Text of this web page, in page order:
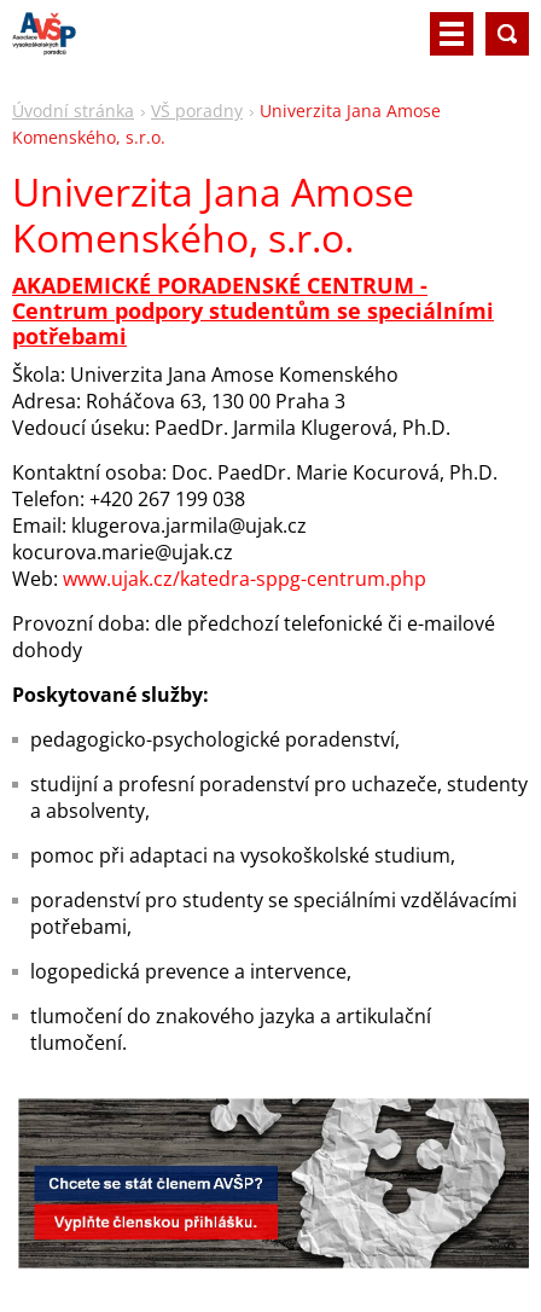
Úvodní stránka VŠ poradny
Univerzita Jana Amose
Komenského, s.r.o.
Univerzita Jana Amose
Komenského, s.r.o.
AKADEMICKÉ PORADENSKÉ CENTRUM -
Centrum podpory studentům se speciálními
potřebami
Škola: Univerzita Jana Amose Komenského
Adresa: Roháčova 63, 130 00 Praha 3
Vedoucí úseku: PaedDr. Jarmila Klugerová, Ph.D.
Kontaktní osoba: Doc. PaedDr. Marie Kocurová, Ph.D.
Telefon: +420 267 199 038
Email: klugerova.jarmila@ujak.cz
kocurova.marie@ujak.cz
Web: www.ujak.cz/katedra-sppg-centrum.php
Provozní doba: dle předchozí telefonické či e-mailové
dohody
Poskytované služby:
pedagogicko-psychologické poradenství,
studijní a profesní poradenství pro uchazeče, studenty
a absolventy,
pomoc při adaptaci na vysokoškolské studium,
poradenství pro studenty se speciálními vzdělávacími
potřebami,
logopedická prevence a intervence,
tlumočení do znakového jazyka a artikulační
tlumočení.